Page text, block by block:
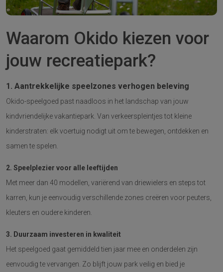
Waarom Okido kiezen voor
jouw recreatiepark?
1. Aantrekkelijke speelzones verhogen beleving
Okido-speelgoed past naadloos in het landschap van jouw
kindvriendelijke vakantiepark. Van verkeerspleintjes tot kleine
kinderstraten: elk voertuig nodigt uit om te bewegen, ontdekken en
samen te spelen.
2. Speelplezier voor alle leeftijden
Met meer dan 40 modellen, variërend van driewielers en steps tot
karren, kun je eenvoudig verschillende zones creëren voor peuters,
kleuters en oudere kinderen.
3. Duurzaam investeren in kwaliteit
Het speelgoed gaat gemiddeld tien jaar mee en onderdelen zijn
eenvoudig te vervangen. Zo blijft jouw park veilig en bied je